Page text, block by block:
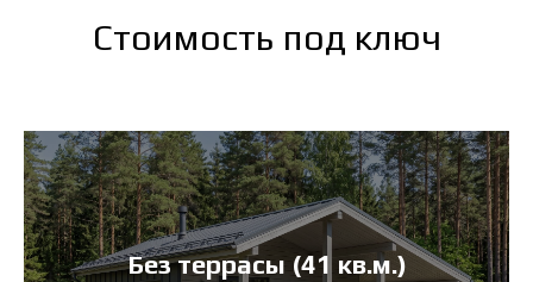
Стоимость под ключ
Без террасы (41 кв.м.)